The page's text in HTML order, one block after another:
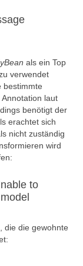
als ein Top
verwendet
bestimmte
laut
benötigt der
erachtet sich
nicht zuständig
wird
to
die die gewohnte